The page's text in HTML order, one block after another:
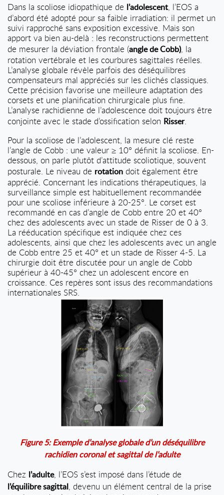
Dans la scoliose idiopathique de l’adolescent, l’EOS a
d’abord été adopté pour sa faible irradiation: il permet un
suivi rapproché sans exposition excessive. Mais son
apport va bien au-delà : les reconstructions permettent
de mesurer la déviation frontale (angle de Cobb), la
rotation vertébrale et les courbures sagittales réelles.
L’analyse globale révèle parfois des déséquilibres
compensateurs mal appréciés sur les clichés classiques.
Cette précision favorise une meilleure adaptation des
corsets et une planification chirurgicale plus fine.
L’analyse rachidienne de l’adolescence doit toujours être
conjointe avec le stade d’ossification selon Risser.
Pour la scoliose de l’adolescent, la mesure clé reste
l’angle de Cobb : une valeur ≥ 10° définit la scoliose. En-
dessous, on parle plutôt d’attitude scoliotique, souvent
posturale. Le niveau de rotation doit également être
apprécié. Concernant les indications thérapeutiques, la
surveillance simple est habituellement recommandée
pour une scoliose inférieure à 20-25°. Le corset est
recommandé en cas d’angle de Cobb entre 20 et 40°
chez des adolescents avec un stade de Risser de 0 à 3.
La rééducation spécifique est indiquée chez ces
adolescents, ainsi que chez les adolescents avec un angle
de Cobb entre 25 et 40° et un stade de Risser 4-5. La
chirurgie doit être discutée pour un angle de Cobb
supérieur à 40-45° chez un adolescent encore en
croissance. Ces repères sont issus des recommandations
internationales SRS.
Figure 5: Exemple d’analyse globale d’un déséquilibre
rachidien coronal et sagittal de l’adulte
Chez l’adulte, l’EOS s’est imposé dans l’étude de
l’équilibre sagittal, devenu un élément central de la prise